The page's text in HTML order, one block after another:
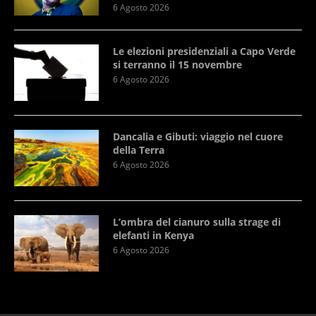
6 Agosto 2026
Le elezioni presidenziali a Capo Verde
si terranno il 15 novembre
6 Agosto 2026
Dancalia e Gibuti: viaggio nel cuore
della Terra
6 Agosto 2026
L’ombra del cianuro sulla strage di
elefanti in Kenya
6 Agosto 2026